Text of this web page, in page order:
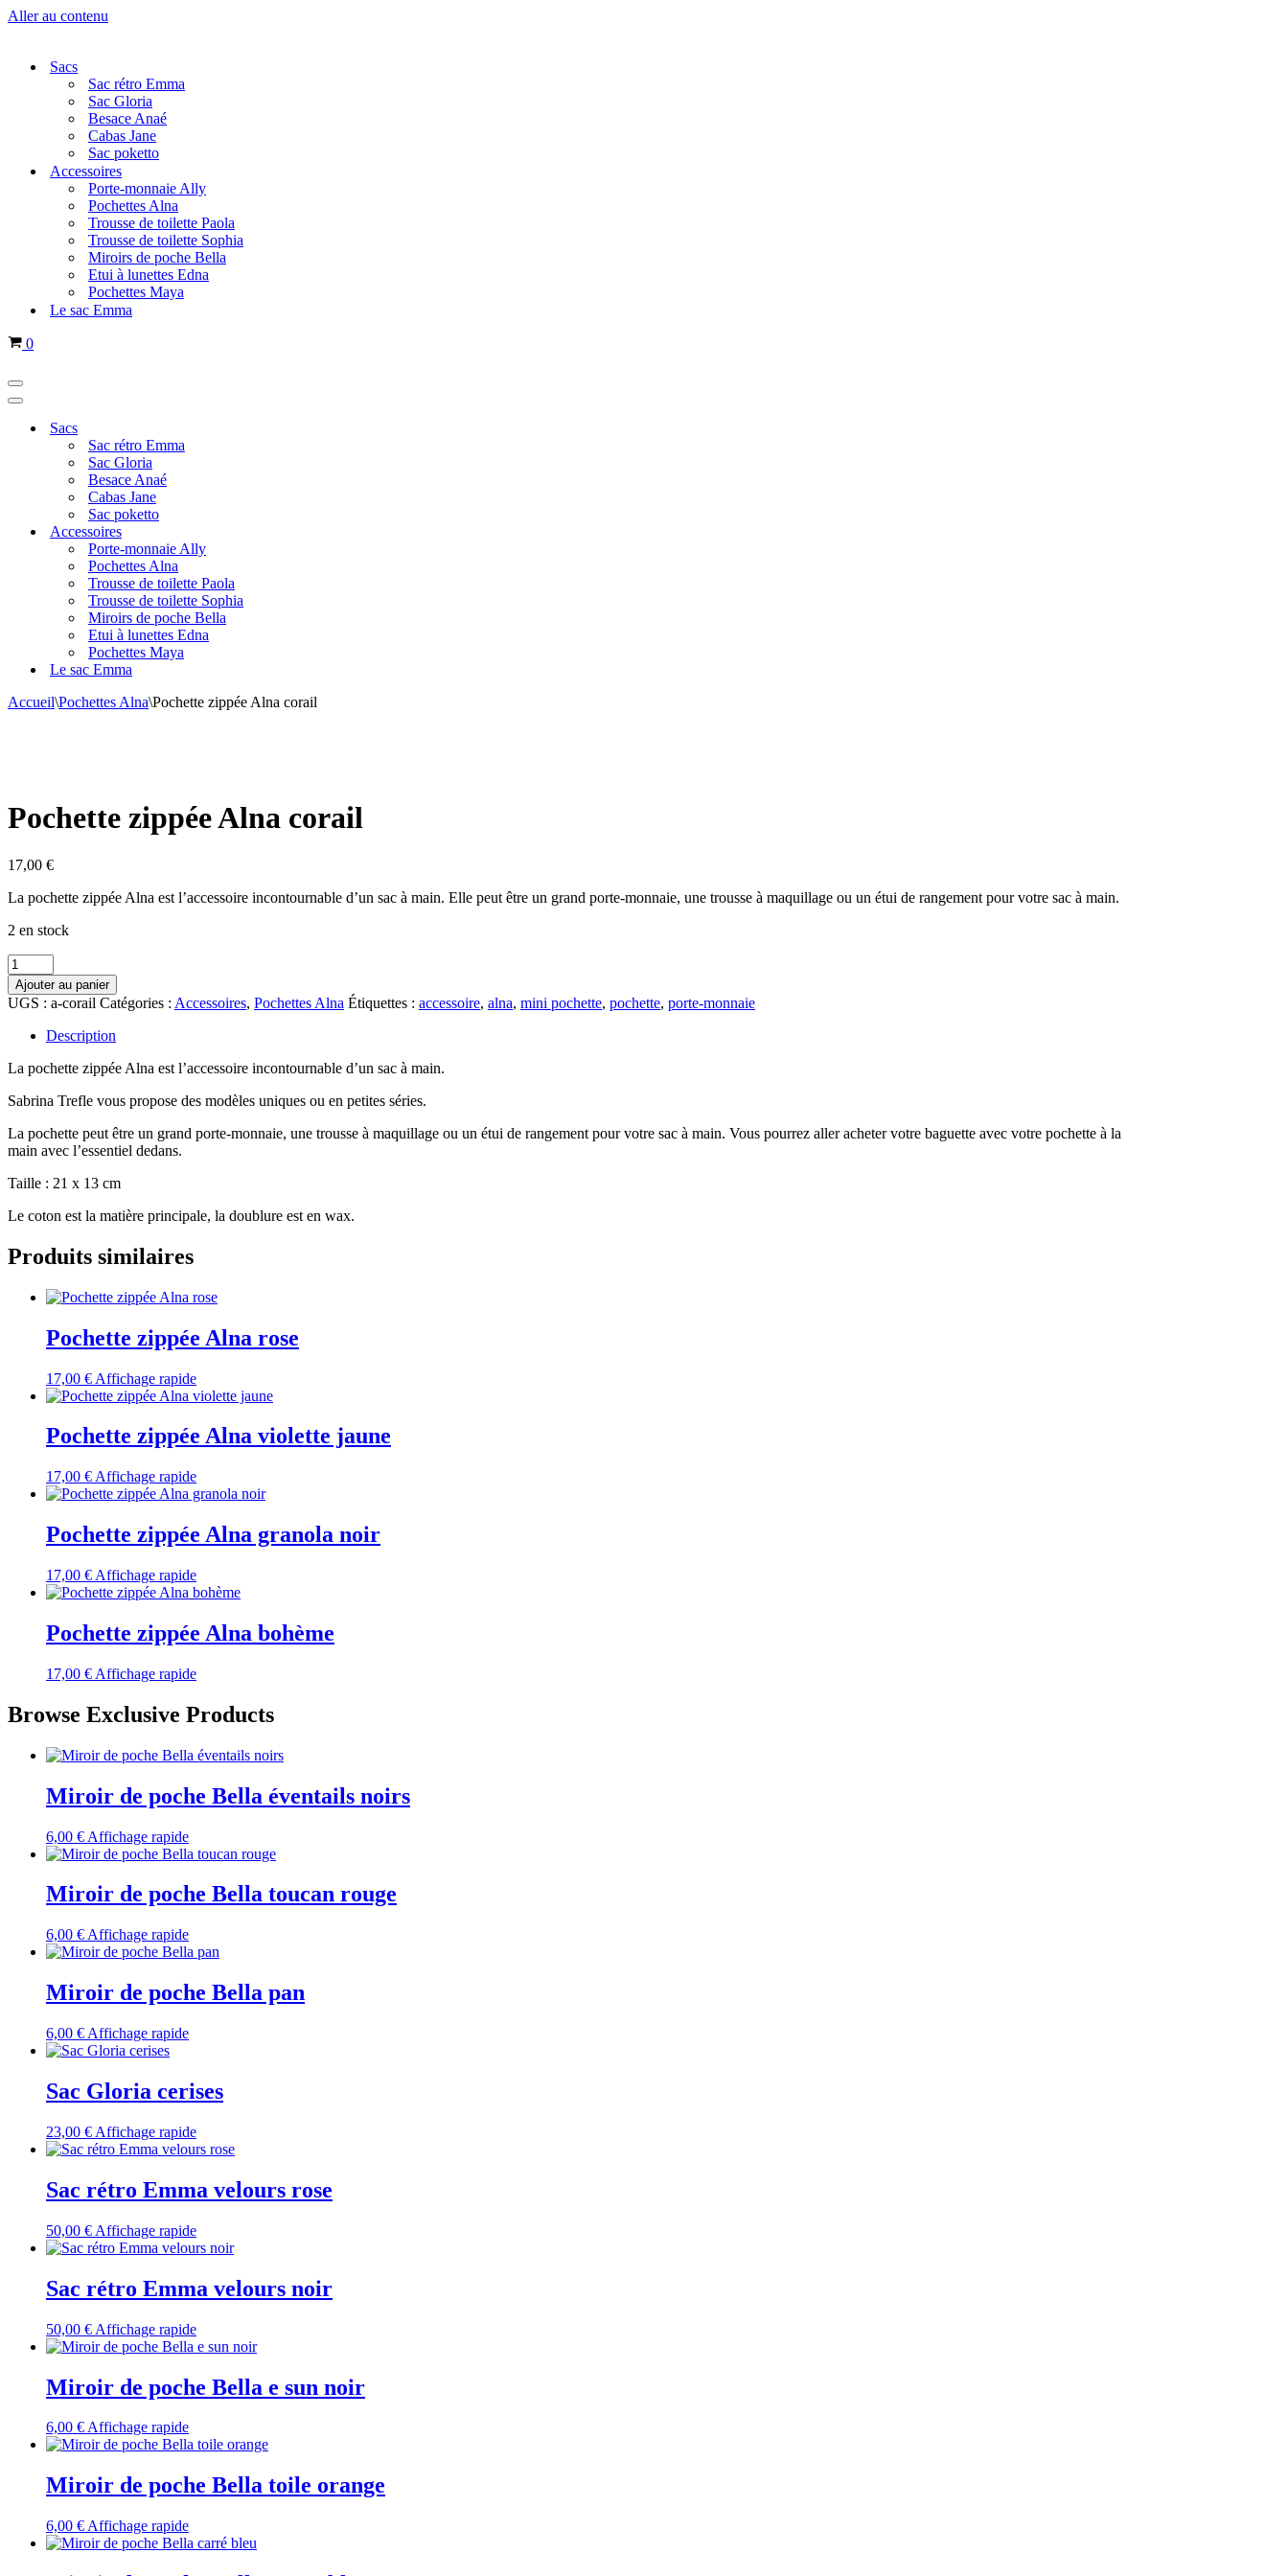
Aller au contenu
Sacs
Sac rétro Emma
Sac Gloria
Besace Anaé
Cabas Jane
Sac poketto
Accessoires
Porte-monnaie Ally
Pochettes Alna
Trousse de toilette Paola
Trousse de toilette Sophia
Miroirs de poche Bella
Etui à lunettes Edna
Pochettes Maya
Le sac Emma
Panier
0
Menu
de
Menu
navigation
Sacs
Sac rétro Emma
Sac Gloria
Besace Anaé
Cabas Jane
Sac poketto
Accessoires
Porte-monnaie Ally
Pochettes Alna
Trousse de toilette Paola
Trousse de toilette Sophia
Miroirs de poche Bella
Etui à lunettes Edna
Pochettes Maya
Le sac Emma
Accueil\Pochettes Alna\Pochette zippée Alna corail
Pochette zippée Alna corail
17,00 €
La pochette zippée Alna est l’accessoire incontournable d’un sac à main. Elle peut être un grand porte-monnaie, une trousse à maquillage ou un étui de rangement pour votre sac à main.
2 en stock
quantité
de
Pochette
zippée
Alna
Ajouter au panier
UGS : a-corail Catégories : Accessoires, Pochettes Alna Étiquettes : accessoire, alna, mini pochette, pochette, porte-monnaie
Description
La pochette zippée Alna est l’accessoire incontournable d’un sac à main.
Sabrina Trefle vous propose des modèles uniques ou en petites séries.
La pochette peut être un grand porte-monnaie, une trousse à maquillage ou un étui de rangement pour votre sac à main. Vous pourrez aller acheter votre baguette avec votre pochette à la
main avec l’essentiel dedans.
Taille : 21 x 13 cm
Le coton est la matière principale, la doublure est en wax.
Produits similaires
Pochette zippée Alna rose
17,00 € Affichage rapide
Pochette zippée Alna violette jaune
17,00 € Affichage rapide
Pochette zippée Alna granola noir
17,00 € Affichage rapide
Pochette zippée Alna bohème
17,00 € Affichage rapide
Browse Exclusive Products
Miroir de poche Bella éventails noirs
6,00 € Affichage rapide
Miroir de poche Bella toucan rouge
6,00 € Affichage rapide
Miroir de poche Bella pan
6,00 € Affichage rapide
Sac Gloria cerises
23,00 € Affichage rapide
Sac rétro Emma velours rose
50,00 € Affichage rapide
Sac rétro Emma velours noir
50,00 € Affichage rapide
Miroir de poche Bella e sun noir
6,00 €Affichage rapide
Miroir de poche Bella toile orange
6,00 € Affichage rapide